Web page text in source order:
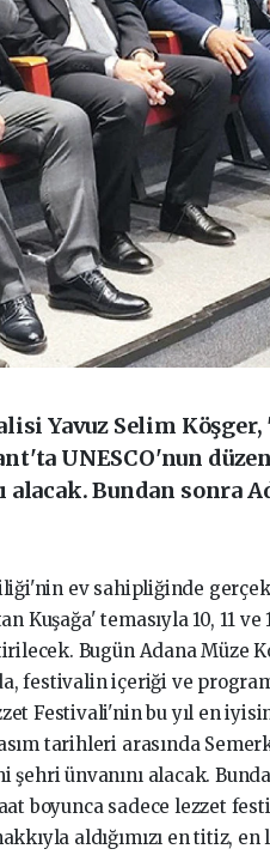
Yavuz Selim
UNESCO'nun
alacak. Bundan sonra
ev sahipliğinde
Kuşağa' temasıyla 10, 11
Bugün Adana Müze
festivalin içeriği ve
Festivali'nin bu yıl en
tarihleri arasında
şehri ünvanını alacak.
boyunca sadece lezzet
aldığımızı en titiz,